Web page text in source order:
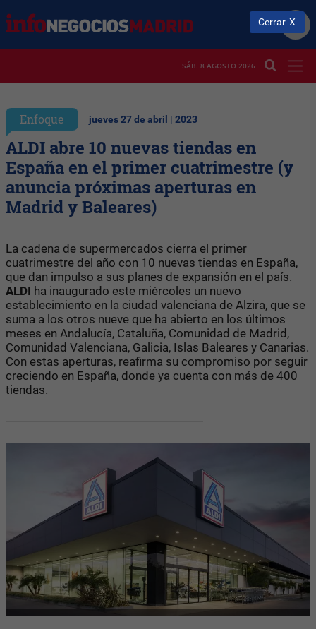
SÁB. 8 AGOSTO 2026
Enfoque jueves 27 de abril | 2023
ALDI abre 10 nuevas tiendas en
España en el primer cuatrimestre (y
anuncia próximas aperturas en
Madrid y Baleares)
La cadena de supermercados cierra el primer
cuatrimestre del año con 10 nuevas tiendas en España,
que dan impulso a sus planes de expansión en el país.
ALDI ha inaugurado este miércoles un nuevo
establecimiento en la ciudad valenciana de Alzira, que se
suma a los otros nueve que ha abierto en los últimos
meses en Andalucía, Cataluña, Comunidad de Madrid,
Comunidad Valenciana, Galicia, Islas Baleares y Canarias.
Con estas aperturas, reafirma su compromiso por seguir
creciendo en España, donde ya cuenta con más de 400
tiendas.
Cerrar